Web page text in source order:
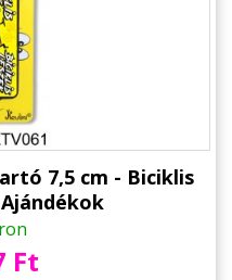
7,5 cm - Biciklis
Ft